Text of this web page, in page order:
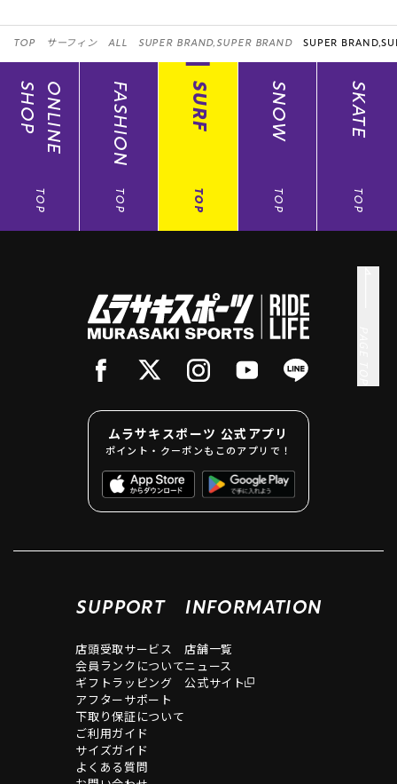
TOP サーフィン ALL SUPER BRAND,SUPER BRAND SUPER
ONLINE
SHOP
TOP
FASHION
TOP
SURF
TOP
SNOW
TOP
SKATE
TOP
ムラサキスポーツ 公式アプリ
ポイント・クーポンもこのアプリで！
SUPPORT
店頭受取サービス
会員ランクについて
ギフトラッピング
アフターサポート
下取り保証について
ご利用ガイド
サイズガイド
よくある質問
INFORMATION
店舗一覧
ニュース
公式サイト